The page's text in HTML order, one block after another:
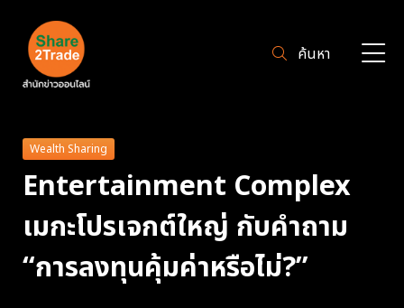
ค้นหา
Wealth Sharing
Entertainment Complex
เมกะโปรเจกต์ใหญ่ กับคำถาม
“การลงทุนคุ้มค่าหรือไม่?”